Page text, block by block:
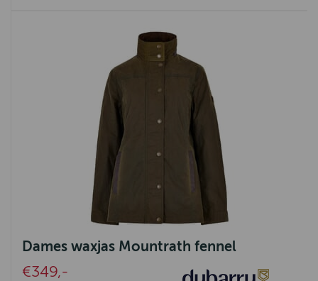
Dames waxjas Mountrath fennel
€349,-